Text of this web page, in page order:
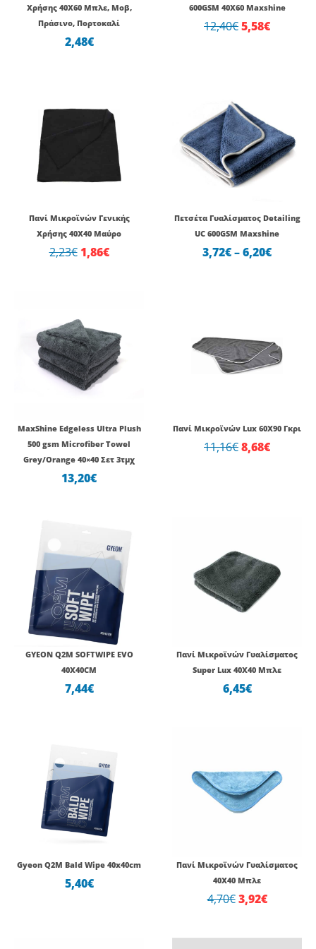
Χρήσης 40Χ60 Μπλε, Μοβ,
Πράσινο, Πορτοκαλί
2,48€
600GSM 40X60 Maxshine
12,40€5,58€
Πανί Μικροϊνών Γενικής
Χρήσης 40Χ40 Μαύρο
2,23€
price
1,86€
τρέχουσα
τιμή
είναι:
1,86€.
Πετσέτα Γυαλίσματος Detailing
UC 600GSM Maxshine
3,72€–6,20€
3,72€
6,20€
MaxShine Edgeless Ultra Plush
500 gsm Microfiber Towel
Grey/Orange 40×40 Σετ 3τμχ
13,20€
Πανί Μικροϊνών Lux 60Χ90 Γκρι
11,16€
was:
11,16€.
8,68€
τιμή
είναι:
GYEON Q2M SOFTWIPE EVO
40X40CM
7,44€
Πανί Μικροϊνών Γυαλίσματος
Super Lux 40Χ40 Μπλε
6,45€
Gyeon Q2M Bald Wipe 40x40cm
5,40€
Πανί Μικροϊνών Γυαλίσματος
40Χ40 Μπλε
4,70€
was:
4,70€.
3,92€
τιμή
είναι: